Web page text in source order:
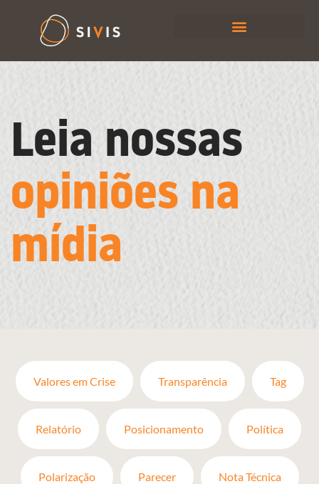
Leia nossas
opiniões na
mídia
Valores em Crise Transparência Tag
Relatório Posicionamento Política
Polarização Parecer Nota Técnica